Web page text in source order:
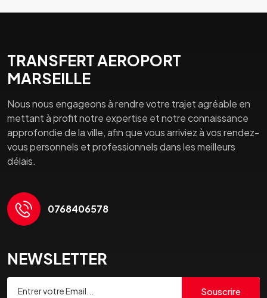
TRANSFERT AEROPORT
MARSEILLE
Nous nous engageons à rendre votre trajet agréable en
mettant à profit notre expertise et notre connaissance
approfondie de la ville, afin que vous arriviez à vos rendez-
vous personnels et professionnels dans les meilleurs
délais.
0768406578
NEWSLETTER
Souscrire